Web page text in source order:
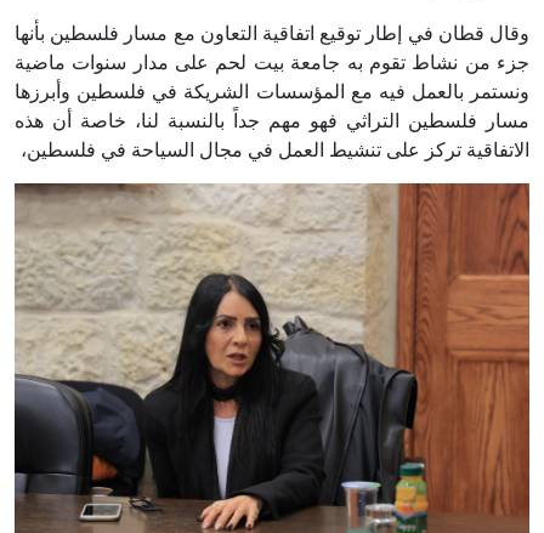
وقال قطان في إطار توقيع اتفاقية التعاون مع مسار فلسطين بأنها
جزء من نشاط تقوم به جامعة بيت لحم على مدار سنوات ماضية
ونستمر بالعمل فيه مع المؤسسات الشريكة في فلسطين وأبرزها
مسار فلسطين التراثي فهو مهم جداً بالنسبة لنا، خاصة أن هذه
الاتفاقية تركز على تنشيط العمل في مجال السياحة في فلسطين،